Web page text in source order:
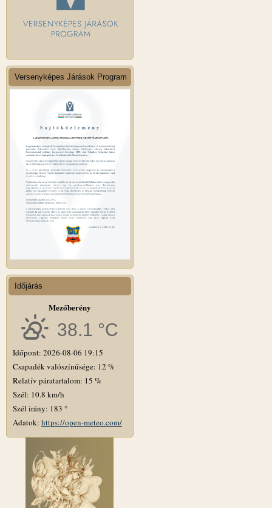
Versenyképes Járások Program
Időjárás
Mezőberény
38.1 °C
Időpont: 2026-08-06 19:15
Csapadék valószínűsége: 12 %
Relatív páratartalom: 15 %
Szél: 10.8 km/h
Szél irány: 183 °
Adatok: https://open-meteo.com/